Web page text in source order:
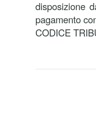
disposizione
pagamento
CODICE